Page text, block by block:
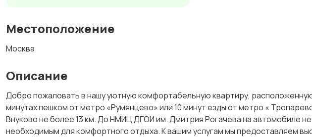
Местоположение
Москва
Описание
Добро пожаловать в нашу уютную комфортабельную квартиру,
минутах пешком от метро «Румянцево» или 10 минут езды от метро «
Внуково не более 13 км. До НМИЦ ДГОИ им. Дмитрия Рогачева на автомобиле
необходимым для комфортного отдыха. К вашим услугам мы предоставляем